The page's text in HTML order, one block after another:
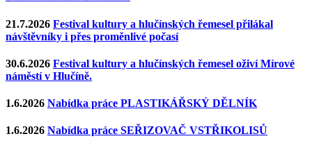
21.7.2026 Festival kultury a hlučínských řemesel přilákal
návštěvníky i přes proměnlivé počasí
30.6.2026 Festival kultury a hlučínských řemesel oživí Mírové
náměstí v Hlučíně.
1.6.2026 Nabídka práce PLASTIKÁŘSKÝ DĚLNÍK
1.6.2026 Nabídka práce SEŘIZOVAČ VSTŘIKOLISŮ